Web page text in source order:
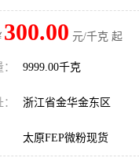
300.00 元/千克 起
9999.00千克
浙江省金华金东区
太原FEP微粉现货